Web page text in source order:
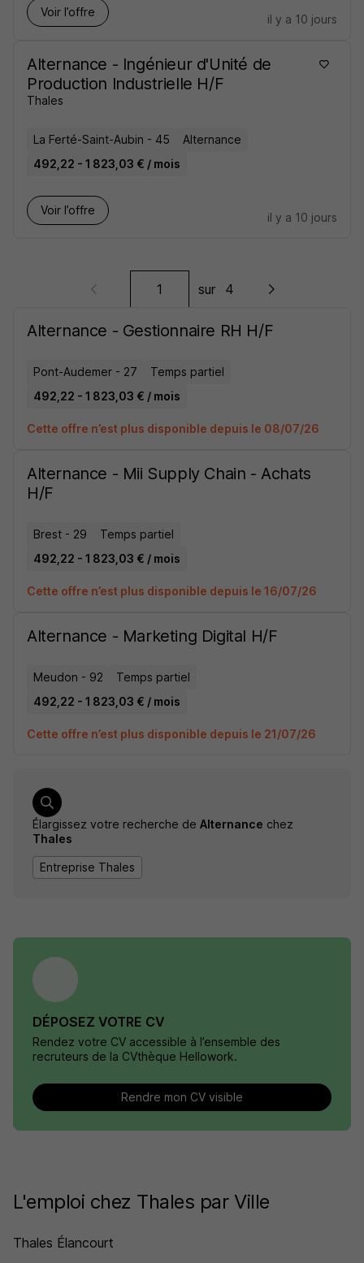
Voir l’offre
il y a 10 jours
Alternance - Ingénieur d'Unité de
Production Industrielle H/F
Thales
La Ferté-Saint-Aubin - 45
Alternance
492,22 - 1 823,03 € / mois
Voir l’offre
il y a 10 jours
sur 4
Alternance - Gestionnaire RH H/F
Pont-Audemer - 27
Temps partiel
492,22 - 1 823,03 € / mois
Cette offre n’est plus disponible depuis le 08/07/26
Alternance - Mii Supply Chain - Achats
H/F
Brest - 29
Temps partiel
492,22 - 1 823,03 € / mois
Cette offre n’est plus disponible depuis le 16/07/26
Alternance - Marketing Digital H/F
Meudon - 92
Temps partiel
492,22 - 1 823,03 € / mois
Cette offre n’est plus disponible depuis le 21/07/26
Élargissez votre recherche de Alternance chez
Thales
Entreprise Thales
DÉPOSEZ VOTRE CV
Rendez votre CV accessible à l’ensemble des
recruteurs de la CVthèque Hellowork.
Rendre mon CV visible
L'emploi chez Thales par Ville
Thales Élancourt